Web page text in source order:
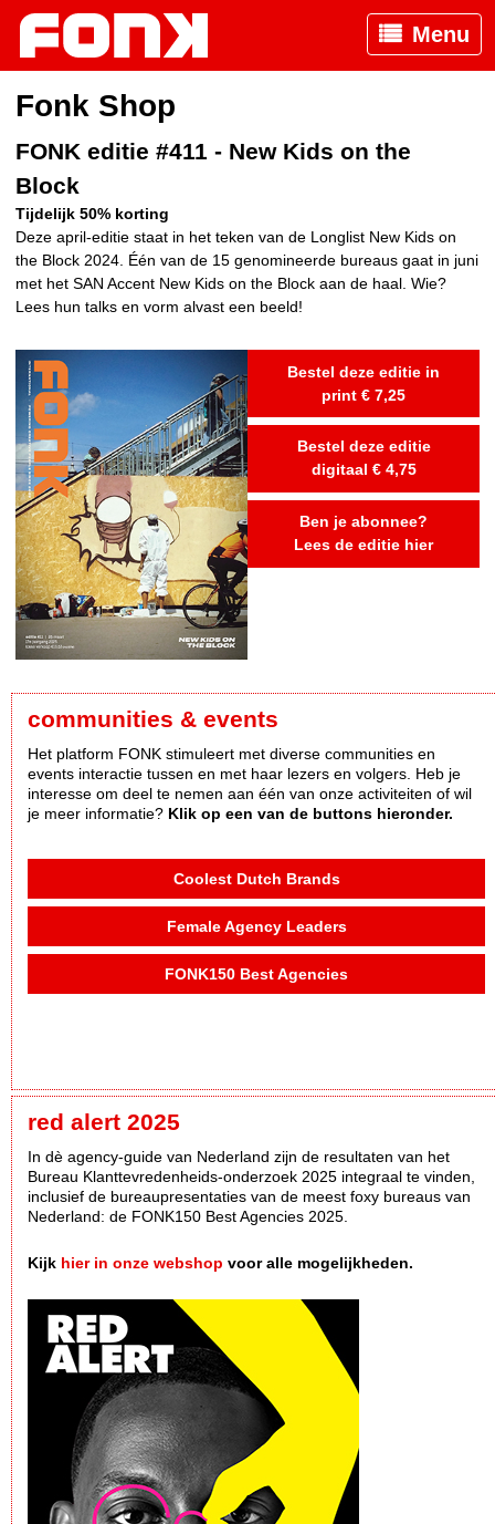
Menu
Fonk Shop
FONK editie #411 - New Kids on the
Block
Tijdelijk 50% korting
Deze april-editie staat in het teken van de Longlist New Kids on
the Block 2024. Één van de 15 genomineerde bureaus gaat in juni
met het SAN Accent New Kids on the Block aan de haal. Wie?
Lees hun talks en vorm alvast een beeld!
Bestel deze editie in
print € 7,25
Bestel deze editie
digitaal € 4,75
Ben je abonnee?
Lees de editie hier
communities & events
Het platform FONK stimuleert met diverse communities en
events interactie tussen en met haar lezers en volgers. Heb je
interesse om deel te nemen aan één van onze activiteiten of wil
je meer informatie? Klik op een van de buttons hieronder.
Coolest Dutch Brands
Female Agency Leaders
FONK150 Best Agencies
red alert 2025
In dè agency-guide van Nederland zijn de resultaten van het
Bureau Klanttevredenheids-onderzoek 2025 integraal te vinden,
inclusief de bureaupresentaties van de meest foxy bureaus van
Nederland: de FONK150 Best Agencies 2025.
Kijk hier in onze webshop voor alle mogelijkheden.